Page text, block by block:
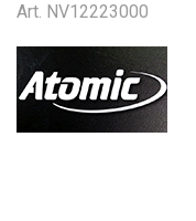
Art. NV12223000